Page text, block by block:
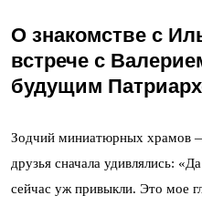
О знакомстве с
встрече с
будущим
Зодчий миниатюрных храмов
друзья сначала удивлялись:
сейчас уж привыкли. Это мое